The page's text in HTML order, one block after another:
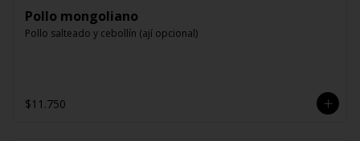
Pollo mongoliano
Pollo salteado y cebollín (ají opcional)
$11.750